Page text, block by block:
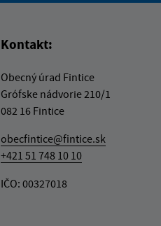
Kontakt:
Obecný úrad Fintice
Grófske nádvorie 210/1
082 16 Fintice
obecfintice@fintice.sk
+421 51 748 10 10
IČO: 00327018